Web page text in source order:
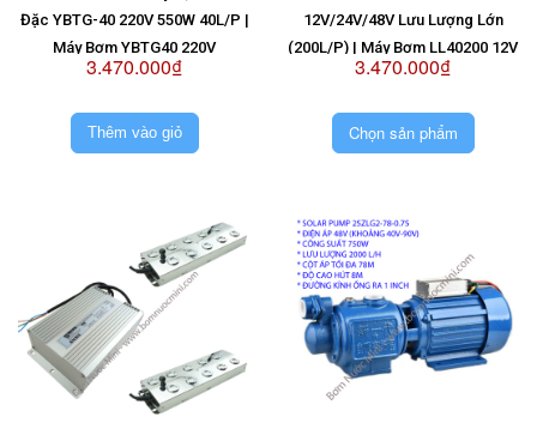
Đặc YBTG-40 220V 550W 40L/P |
Máy Bơm YBTG40 220V
3.470.000₫
Thêm vào giỏ
12V/24V/48V Lưu Lượng Lớn
(200L/P) | Máy Bơm LL40200 12V
| Máy Bơm LL40200 24V | Máy
3.470.000₫
Chọn sản phẩm